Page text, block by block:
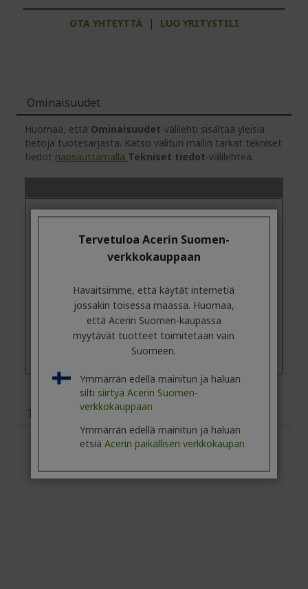
OTA YHTEYTTÄ | LUO YRITYSTILI
Ominaisuudet
Huomaa, että Ominaisuudet-välilehti sisältää yleisiä
tietoja tuotesarjasta. Katso valitun mallin tarkat tekniset
tiedot napsauttamalla Tekniset tiedot-välilehteä.
Tekniset tiedot
Tervetuloa Acerin Suomen-
verkkokauppaan
Havaitsimme, että käytät internetiä
jossakin toisessa maassa. Huomaa,
että Acerin Suomen-kaupassa
myytävät tuotteet toimitetaan vain
Suomeen.
Ymmärrän edellä mainitun ja haluan
silti siirtyä Acerin Suomen-
verkkokauppaan
Ymmärrän edellä mainitun ja haluan
etsiä Acerin paikallisen verkkokaupan